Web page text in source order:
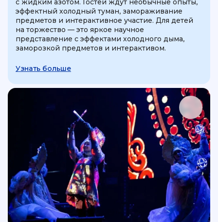
с жидким азотом. Гостей ждут необычные опыты,
эффектный холодный туман, замораживание
предметов и интерактивное участие. Для детей
на торжество — это яркое научное
представление с эффектами холодного дыма,
заморозкой предметов и интерактивом.
Узнать больше